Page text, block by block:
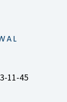
11-45